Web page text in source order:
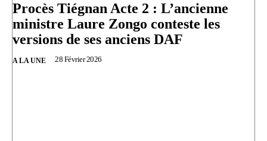
Procès Tiégnan Acte 2 : L’ancienne
ministre Laure Zongo conteste les
versions de ses anciens DAF
A LA UNE 28 Février 2026